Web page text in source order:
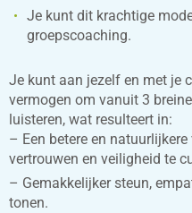
Je kunt dit krachtige
groepscoaching.
Je kunt aan jezelf en met je
vermogen om vanuit 3
luisteren, wat resulteert in:
– Een betere en
vertrouwen en veiligheid te
– Gemakkelijker steun,
tonen.